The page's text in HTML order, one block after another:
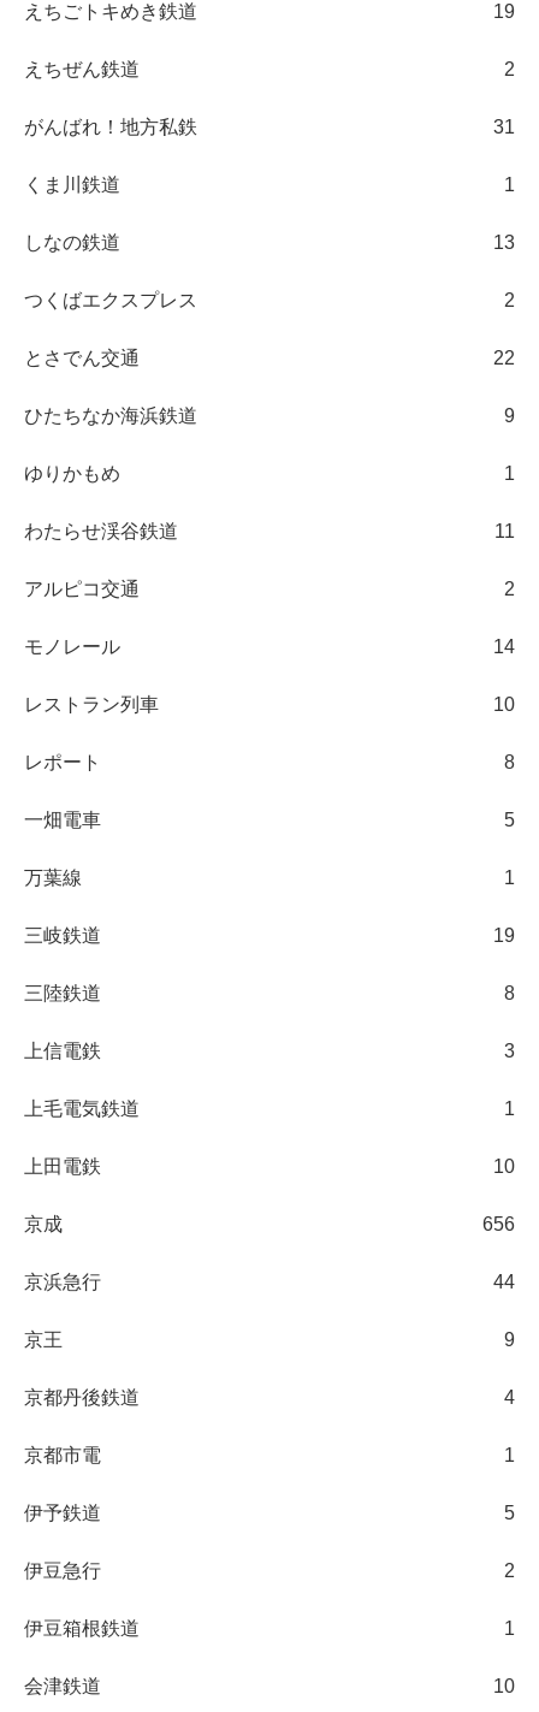
えちごトキめき鉄道 19
えちぜん鉄道 2
がんばれ！地方私鉄 31
くま川鉄道 1
しなの鉄道 13
つくばエクスプレス 2
とさでん交通 22
ひたちなか海浜鉄道 9
ゆりかもめ 1
わたらせ渓谷鉄道 11
アルピコ交通 2
モノレール 14
レストラン列車 10
レポート 8
一畑電車 5
万葉線 1
三岐鉄道 19
三陸鉄道 8
上信電鉄 3
上毛電気鉄道 1
上田電鉄 10
京成 656
京浜急行 44
京王 9
京都丹後鉄道 4
京都市電 1
伊予鉄道 5
伊豆急行 2
伊豆箱根鉄道 1
会津鉄道 10